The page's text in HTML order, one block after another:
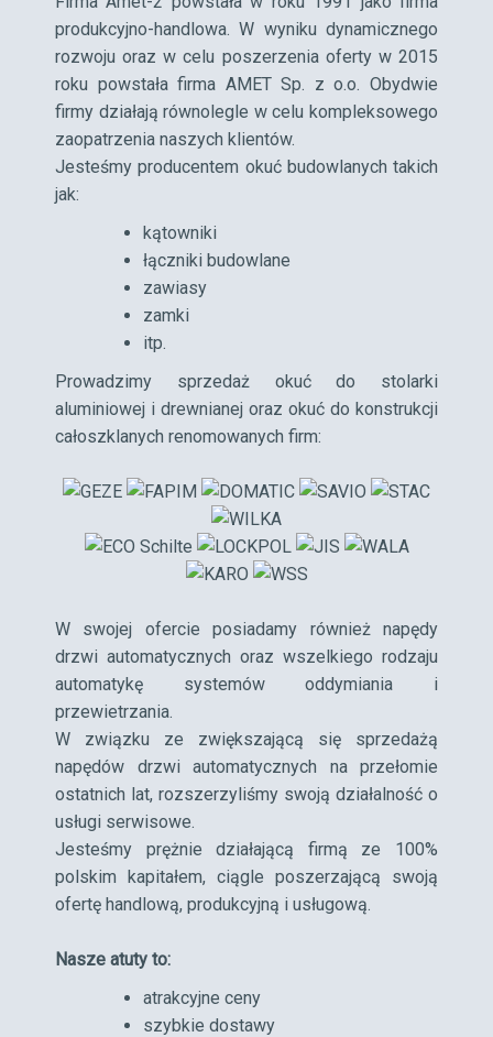
produkcyjno-handlowa. W wyniku dynamicznego
rozwoju oraz w celu poszerzenia oferty w 2015
roku powstała firma AMET Sp. z o.o. Obydwie
firmy działają równolegle w celu kompleksowego
zaopatrzenia naszych klientów.
Jesteśmy producentem okuć budowlanych takich
jak:
kątowniki
łączniki budowlane
zawiasy
zamki
itp.
Prowadzimy sprzedaż okuć do stolarki
aluminiowej i drewnianej oraz okuć do konstrukcji
całoszklanych renomowanych firm:
W swojej ofercie posiadamy również napędy
drzwi automatycznych oraz wszelkiego rodzaju
automatykę systemów oddymiania i
przewietrzania.
W związku ze zwiększającą się sprzedażą
napędów drzwi automatycznych na przełomie
ostatnich lat, rozszerzyliśmy swoją działalność o
usługi serwisowe.
Jesteśmy prężnie działającą firmą ze 100%
polskim kapitałem, ciągle poszerzającą swoją
ofertę handlową, produkcyjną i usługową.
Nasze atuty to:
atrakcyjne ceny
szybkie dostawy